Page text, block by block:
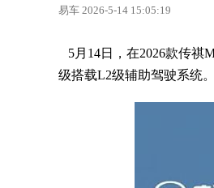
易车 2026-5-14 15:05:19
5月14日，在2026款传祺
级搭载L2级辅助驾驶系统